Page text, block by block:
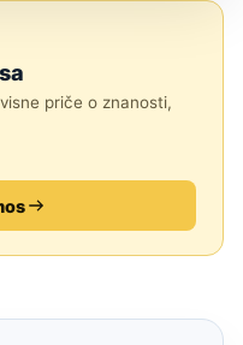
priče o znanosti,